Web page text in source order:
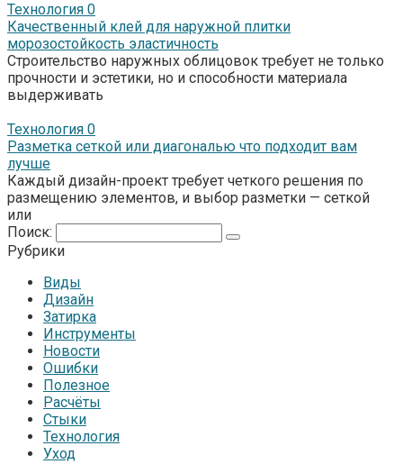
Технология 0
Качественный клей для наружной плитки
морозостойкость эластичность
Строительство наружных облицовок требует не только
прочности и эстетики, но и способности материала
выдерживать
Технология 0
Разметка сеткой или диагональю что подходит вам
лучше
Каждый дизайн-проект требует четкого решения по
размещению элементов, и выбор разметки — сеткой
или
Поиск:
Рубрики
Виды
Дизайн
Затирка
Инструменты
Новости
Ошибки
Полезное
Расчёты
Стыки
Технология
Уход